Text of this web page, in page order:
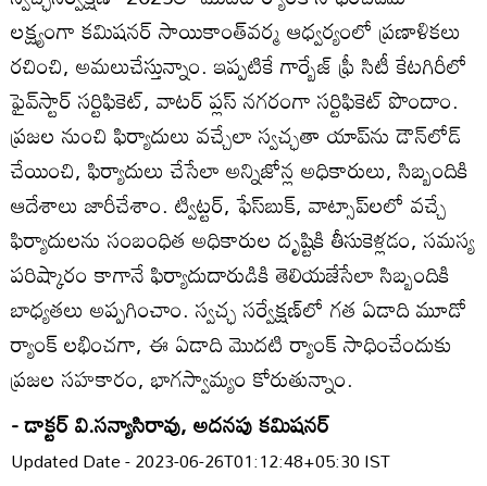
లక్ష్యంగా కమిషనర్‌ సాయికాంత్‌వర్మ ఆధ్వర్యంలో ప్రణాళికలు
రచించి, అమలుచేస్తున్నాం. ఇప్పటికే గార్బేజ్‌ ఫ్రీ సిటీ కేటగిరీలో
ఫైవ్‌స్టార్‌ సర్టిఫికెట్‌, వాటర్‌ ప్లస్‌ నగరంగా సర్టిఫికెట్‌ పొందాం.
ప్రజల నుంచి ఫిర్యాదులు వచ్చేలా స్వచ్ఛతా యాప్‌ను డౌన్‌లోడ్‌
చేయించి, ఫిర్యాదులు చేసేలా అన్నిజోన్ల అధికారులు, సిబ్బందికి
ఆదేశాలు జారీచేశాం. ట్విట్టర్‌, ఫేస్‌బుక్‌, వాట్సాప్‌లలో వచ్చే
ఫిర్యాదులను సంబంధిత అధికారుల దృష్టికి తీసుకెళ్లడం, సమస్య
పరిష్కారం కాగానే ఫిర్యాదుదారుడికి తెలియజేసేలా సిబ్బందికి
బాధ్యతలు అప్పగించాం. స్వచ్ఛ సర్వేక్షణ్‌లో గత ఏడాది మూడో
ర్యాంక్‌ లభించగా, ఈ ఏడాది మొదటి ర్యాంక్‌ సాధించేందుకు
ప్రజల సహకారం, భాగస్వామ్యం కోరుతున్నాం.
- డాక్టర్‌ వి.సన్యాసిరావు, అదనపు కమిషనర్‌
Updated Date - 2023-06-26T01:12:48+05:30 IST